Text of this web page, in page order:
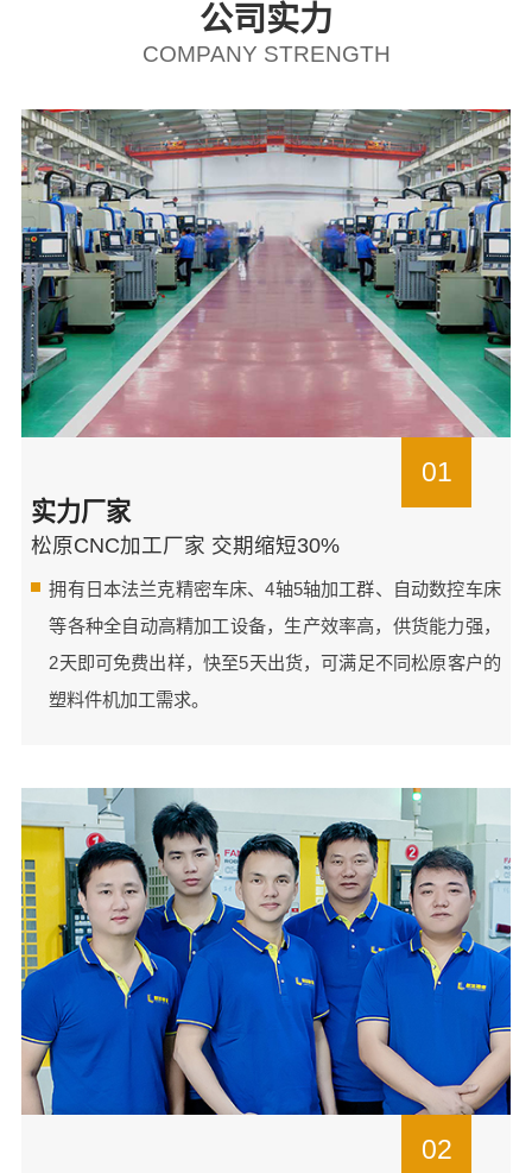
公司实力
COMPANY STRENGTH
01
实力厂家
松原CNC加工厂家 交期缩短30%
拥有日本法兰克精密车床、4轴5轴加工群、自动数控车床
等各种全自动高精加工设备，生产效率高，供货能力强，
2天即可免费出样，快至5天出货，可满足不同松原客户的
塑料件机加工需求。
02